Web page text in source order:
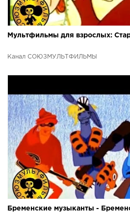
Мультфильмы для взрослых:
Канал СОЮЗМУЛЬТФИЛЬМЫ
Бременские музыканты -